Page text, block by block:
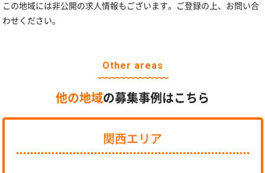
この地域には非公開の求人情報もございます。ご登録の上、お問い合
わせください。
Other areas
他の地域の募集事例はこちら
関西エリア